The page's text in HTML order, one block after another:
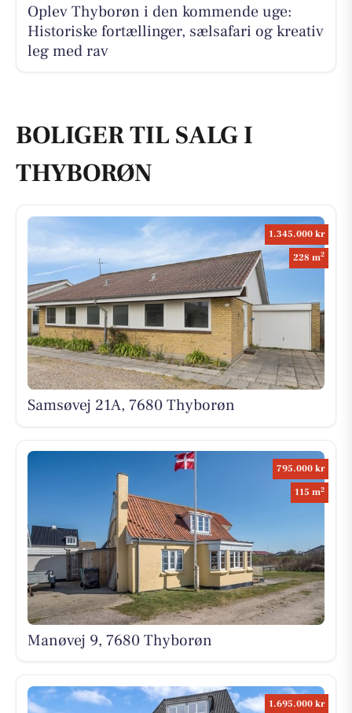
Oplev Thyborøn i den kommende uge:
Historiske fortællinger, sælsafari og kreativ
leg med rav
BOLIGER TIL SALG I
THYBORØN
1.345.000 kr
228 m2
Samsøvej 21A, 7680 Thyborøn
795.000 kr
115 m2
Manøvej 9, 7680 Thyborøn
1.695.000 kr